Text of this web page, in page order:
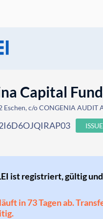
Capital
Eschen, c/o CONGENIA AUDIT
ist registriert, gültig
in 73 Tagen ab.